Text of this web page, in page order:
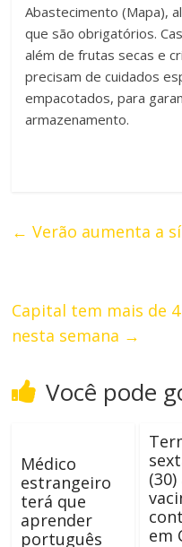
Abastecimento (Mapa),
que são obrigatórios.
além de frutas secas e
precisam de cuidados
empacotados, para
armazenamento.
← Verão aumenta a
Capital tem mais de
nesta semana →
Você pode
Médico
estrangeiro
terá que
aprender
português
(30)
em